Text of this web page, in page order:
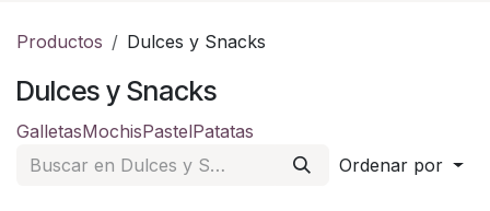
Productos Dulces y Snacks
Dulces y Snacks
GalletasMochisPastelPatatas
Ordenar por